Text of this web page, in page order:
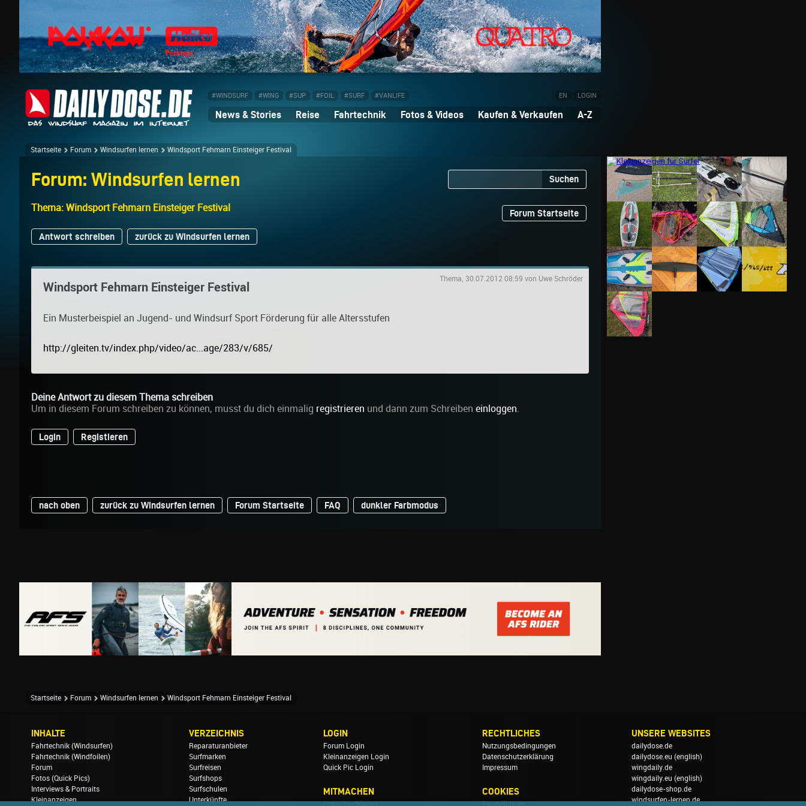
#WINDSURF #WING #SUP #FOIL #SURF #VANLIFE EN LOGIN
News & Stories Reise Fahrtechnik Fotos & Videos Kaufen & Verkaufen A-Z
Startseite Forum Windsurfen lernen Windsport Fehmarn Einsteiger Festival
Forum: Windsurfen lernen Suchen
Thema: Windsport Fehmarn Einsteiger Festival
Antwort schreiben zurück zu Windsurfen lernen
Forum Startseite
Windsport Fehmarn Einsteiger Festival
Ein Musterbeispiel an Jugend- und Windsurf Sport Förderung für alle Altersstufen
http://gleiten.tv/index.php/video/ac...age/283/v/685/
Thema, 30.07.2012 08:59 von Uwe Schröder
Deine Antwort zu diesem Thema schreiben
Um in diesem Forum schreiben zu können, musst du dich einmalig registrieren und dann zum Schreiben einloggen.
Login Registieren
nach oben zurück zu Windsurfen lernen Forum Startseite FAQ dunkler Farbmodus
Startseite Forum Windsurfen lernen Windsport Fehmarn Einsteiger Festival
INHALTE
Fahrtechnik (Windsurfen)
Fahrtechnik (Windfoilen)
Forum
Fotos (Quick Pics)
Interviews & Portraits
Kleinanzeigen
VERZEICHNIS
Reparaturanbieter
Surfmarken
Surfreisen
Surfshops
Surfschulen
Unterkünfte
LOGIN
Forum Login
Kleinanzeigen Login
Quick Pic Login
MITMACHEN
Fotos hochladen
RECHTLICHES
Nutzungsbedingungen
Datenschutzerklärung
Impressum
COOKIES
Einstellungen
UNSERE WEBSITES
dailydose.de
dailydose.eu (english)
wingdaily.de
wingdaily.eu (english)
dailydose-shop.de
windsurfen-lernen.de